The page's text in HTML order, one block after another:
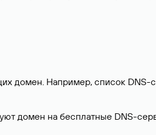
домен. Например, список DNS-
домен на бесплатные DNS-